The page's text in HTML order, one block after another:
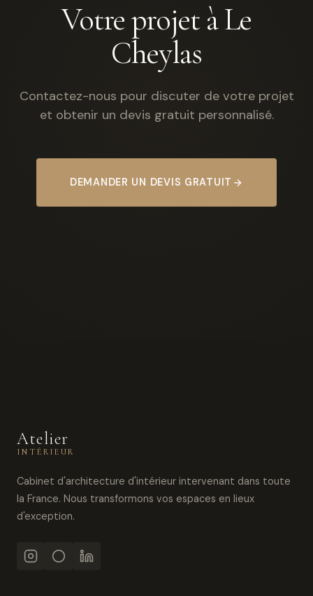
Votre projet à Le
Cheylas
Contactez-nous pour discuter de votre projet
et obtenir un devis gratuit personnalisé.
DEMANDER UN DEVIS GRATUIT
Atelier
INTÉRIEUR
Cabinet d'architecture d'intérieur intervenant dans toute
la France. Nous transformons vos espaces en lieux
d'exception.